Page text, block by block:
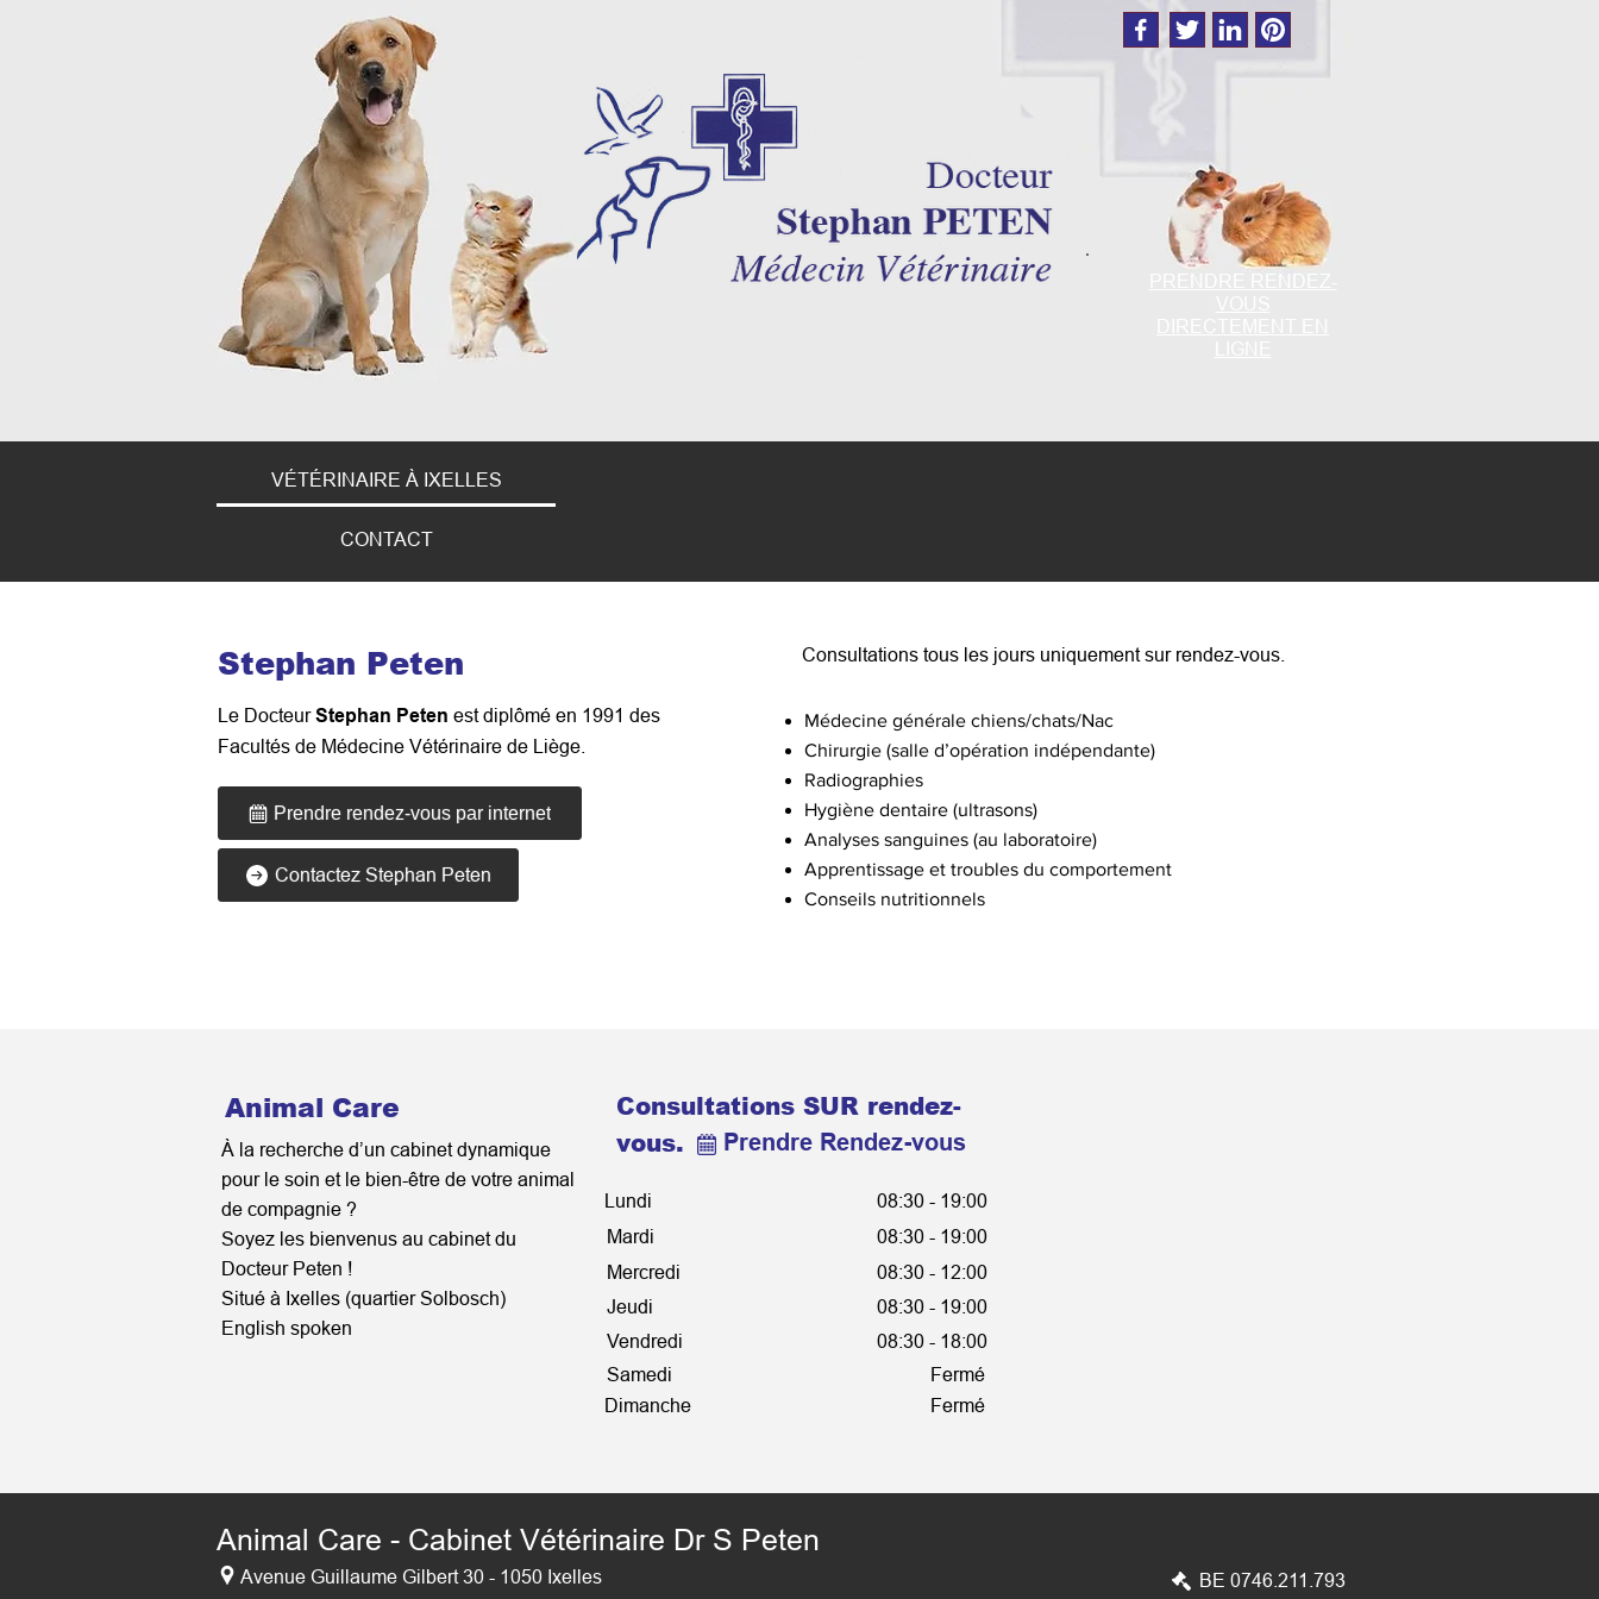
PRENDRE RENDEZ-
VÉTÉRINAIRE À IXELLES
CONTACT
Stephan Peten
Le Docteur Stephan Peten est diplômé en 1991 des
Facultés de Médecine Vétérinaire de Liège.
Prendre rendez-vous par internet
Contactez Stephan Peten
Consultations tous les jours uniquement sur rendez-vous.
Médecine générale chiens/chats/Nac
Chirurgie (salle d’opération indépendante)
Radiographies
Hygiène dentaire (ultrasons)
Analyses sanguines (au laboratoire)
Apprentissage et troubles du comportement
Conseils nutritionnels
Animal Care
À la recherche d’un cabinet dynamique
pour le soin et le bien-être de votre animal
de compagnie ?
Soyez les bienvenus au cabinet du
Docteur Peten !
Situé à Ixelles (quartier Solbosch)
English spoken
Consultations SUR rendez-
vous.
Prendre Rendez-vous
Lundi
Mardi
08:30 - 19:00
08:30 - 19:00
Mercredi
08:30 - 12:00
Jeudi
08:30 - 19:00
Vendredi
08:30 - 18:00
Samedi
Fermé
Dimanche
Fermé
Animal Care - Cabinet Vétérinaire Dr S Peten
Avenue Guillaume Gilbert 30 - 1050 Ixelles BE 0746.211.793